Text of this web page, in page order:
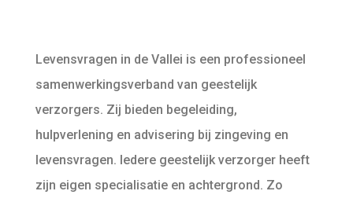
Levensvragen in de Vallei is een professioneel
samenwerkingsverband van geestelijk
verzorgers. Zij bieden begeleiding,
hulpverlening en advisering bij zingeving en
levensvragen. Iedere geestelijk verzorger heeft
zijn eigen specialisatie en achtergrond. Zo